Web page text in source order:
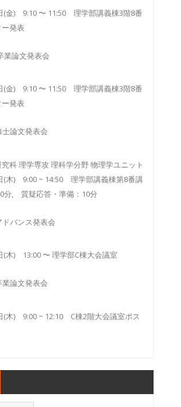
(金) 9:10 〜 11:50 理学部講義棟3階8番
発表
業論文発表会
(金) 9:10 〜 11:50 理学部講義棟3階8番
発表
士論文発表会
科 理学専攻 理科学分野 物理学ユニット
(木) 9:00 ~ 14:50 理学部講義棟第8番講
分, 質疑応答・準備：10分
ドバンス発表会
(木) 13:00 〜 理学部C棟大会議室
業論文発表会
(木) 9:00 ~ 12:10 C棟2階大会議室ポス